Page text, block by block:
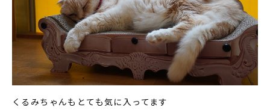
くるみちゃんもとても気に入ってます